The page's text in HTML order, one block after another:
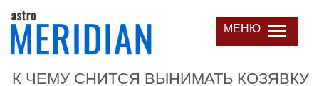
МЕНЮ
К ЧЕМУ СНИТСЯ ВЫНИМАТЬ КОЗЯВКУ